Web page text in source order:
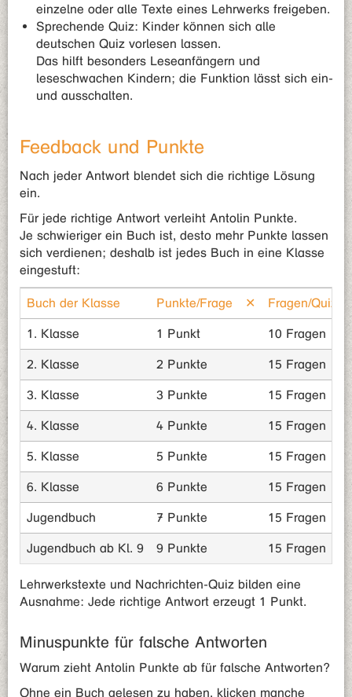
einzelne oder alle Texte eines Lehrwerks freigeben.
Sprechende Quiz: Kinder können sich alle
deutschen Quiz vorlesen lassen.
Das hilft besonders Leseanfängern und
leseschwachen Kindern; die Funktion lässt sich ein-
und ausschalten.
Feedback und Punkte
Nach jeder Antwort blendet sich die richtige Lösung
ein.
Für jede richtige Antwort verleiht Antolin Punkte.
Je schwieriger ein Buch ist, desto mehr Punkte lassen
sich verdienen; deshalb ist jedes Buch in eine Klasse
eingestuft:
Buch der Klasse Punkte/Frage ✕ Fragen/Quiz
1. Klasse 1 Punkt 10 Fragen
2. Klasse 2 Punkte 15 Fragen
3. Klasse 3 Punkte 15 Fragen
4. Klasse 4 Punkte 15 Fragen
5. Klasse 5 Punkte 15 Fragen
6. Klasse 6 Punkte 15 Fragen
Jugendbuch 7 Punkte 15 Fragen
Jugendbuch ab Kl. 9 9 Punkte 15 Fragen
Lehrwerkstexte und Nachrichten-Quiz bilden eine
Ausnahme: Jede richtige Antwort erzeugt 1 Punkt.
Minuspunkte für falsche Antworten
Warum zieht Antolin Punkte ab für falsche Antworten?
Ohne ein Buch gelesen zu haben, klicken manche